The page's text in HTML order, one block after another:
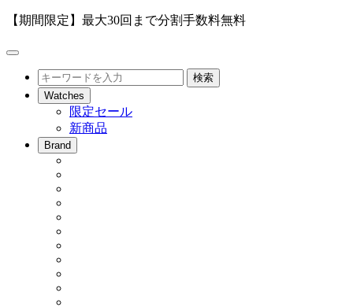
【期間限定】最大30回まで分割手数料無料
メ
検
索
検索
Watches
限定セール
新商品
Brand